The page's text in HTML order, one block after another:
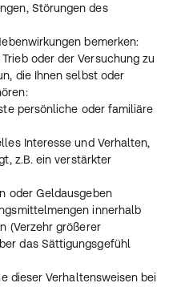
Botenstoff Dopamin,
ausreichend produziert wird.
ist deshalb eine
dreimonatige
Arzt den Behandlungserfolg
haben, als Sie sollten
versehentlich doppelt
auf die weitere Einnahme,
so ein, wie sonst auch.
des Arzneimittels kann
die in Kategorie
Sie bei Auftreten
Arzt zu
Störungen des
bemerken:
oder der Versuchung zu
die Ihnen selbst oder
persönliche oder familiäre
Interesse und Verhalten,
z.B. ein verstärkter
oder Geldausgeben
innerhalb
(Verzehr größerer
das Sättigungsgefühl
dieser Verhaltensweisen bei